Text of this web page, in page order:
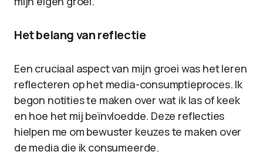
Het belang van reflectie
Een cruciaal aspect van mijn groei was het leren
reflecteren op het media-consumptieproces. Ik
begon notities te maken over wat ik las of keek
en hoe het mij beïnvloedde. Deze reflecties
hielpen me om bewuster keuzes te maken over
de media die ik consumeerde.